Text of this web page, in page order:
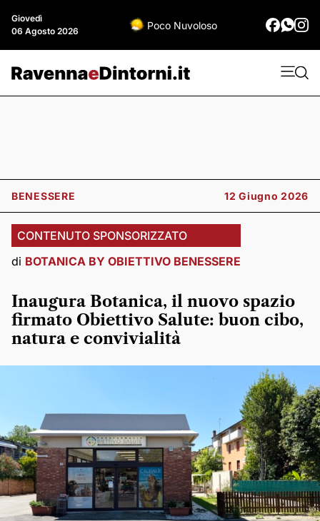
Giovedì
06 Agosto 2026
Poco Nuvoloso
BENESSERE 12 Giugno 2026
CONTENUTO SPONSORIZZATO
di BOTANICA BY OBIETTIVO BENESSERE
Inaugura Botanica, il nuovo spazio
firmato Obiettivo Salute: buon cibo,
natura e convivialità